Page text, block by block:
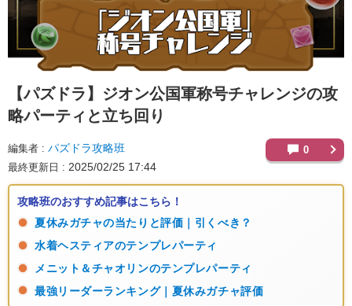
【パズドラ】 ジオン公国軍称号チャレンジの攻
略パーティと立ち回り
編集者 パズドラ攻略班
最終更新日 2025/02/25 17:44
0
攻略班のおすすめ記事はこちら！
夏休みガチャの当たりと評価｜引くべき？
水着ヘスティアのテンプレパーティ
メニット＆チャオリンのテンプレパーティ
最強リーダーランキング｜夏休みガチャ評価